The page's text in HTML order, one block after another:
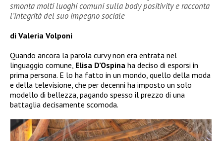
smonta molti luoghi comuni sulla body positivity e racconta
l’integrità del suo impegno sociale
di Valeria Volponi
Quando ancora la parola curvy non era entrata nel
linguaggio comune, Elisa D’Ospina ha deciso di esporsi in
prima persona. E lo ha fatto in un mondo, quello della moda
e della televisione, che per decenni ha imposto un solo
modello di bellezza, pagando spesso il prezzo di una
battaglia decisamente scomoda.